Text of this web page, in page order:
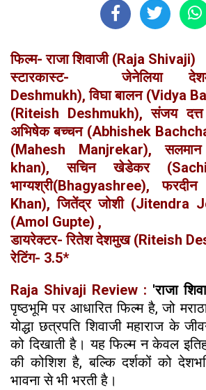
फिल्म- राजा शिवाजी (Raja Shivaji)
स्टारकास्ट- जेनेलिया
Deshmukh), विघा बालन (Vidya
(Riteish Deshmukh), संजय
अभिषेक बच्चन (Abhishek
(Mahesh Manjrekar),
khan), सचिन खेडेकर
भाग्यश्री(Bhagyashree),
Khan), जितेंद्र जोशी (Jitendra
(Amol Gupte) ,
डायरेक्टर- रितेश देशमुख (Riteish
रेटिंग- 3.5*
Raja Shivaji Review : 'राजा
पृष्ठभूमि पर आधारित फिल्म है, जो
योद्धा छत्रपति शिवाजी महाराज के
को दिखाती है। यह फिल्म न केवल
की कोशिश है, बल्कि दर्शकों को
भावना से भी भरती है।